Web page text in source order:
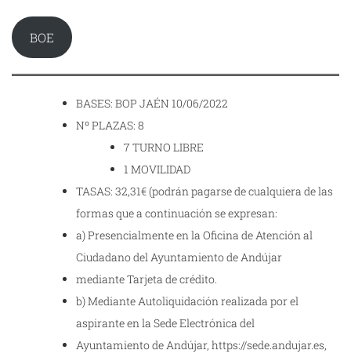
BOE
BASES: BOP JAÉN 10/06/2022
Nº PLAZAS: 8
7 TURNO LIBRE
1 MOVILIDAD
TASAS: 32,31€ (podrán pagarse de cualquiera de las
formas que a continuación se expresan:
a) Presencialmente en la Oficina de Atención al
Ciudadano del Ayuntamiento de Andújar
mediante Tarjeta de crédito.
b) Mediante Autoliquidación realizada por el
aspirante en la Sede Electrónica del
Ayuntamiento de Andújar, https://sede.andujar.es,